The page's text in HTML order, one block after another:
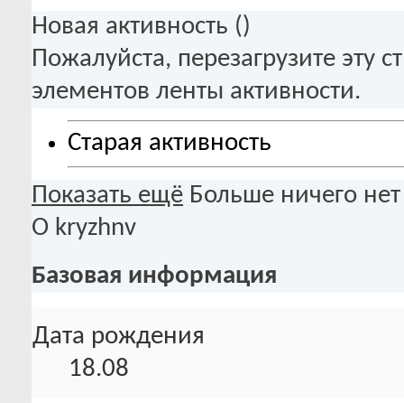
Новая активность ()
Пожалуйста, перезагрузите эту
элементов ленты активности.
Старая активность
Показать ещё Больше ничего нет
О kryzhnv
Базовая информация
Дата рождения
18.08